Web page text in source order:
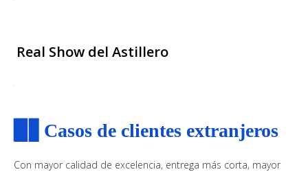
Real Show del Astillero
Casos de clientes extranjeros
Con mayor calidad de excelencia, entrega más corta, mayor